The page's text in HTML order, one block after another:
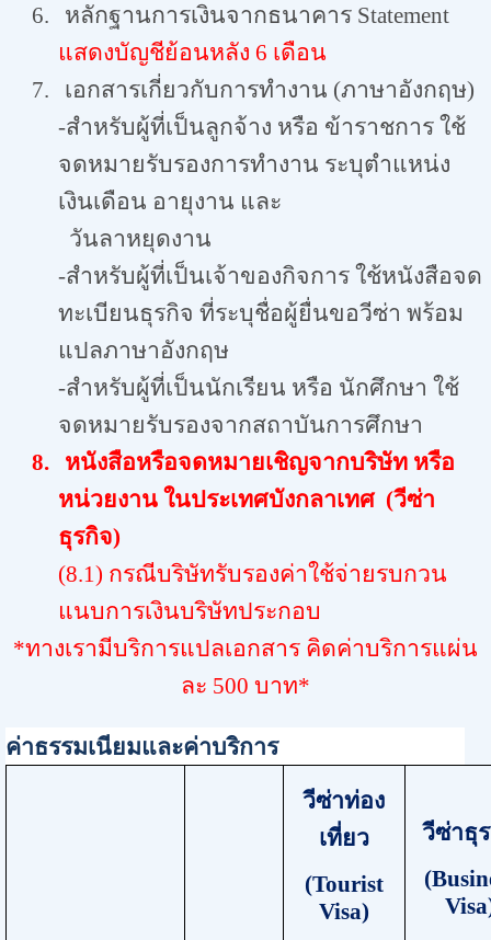
6.
หลักฐานการเงินจากธนาคาร Statement
แสดงบัญชีย้อนหลัง 6 เดือน
7.
เอกสารเกี่ยวกับการทำงาน (ภาษาอังกฤษ)
-สำหรับผู้ที่เป็นลูกจ้าง หรือ ข้าราชการ ใช้
จดหมายรับรองการทำงาน ระบุตำแหน่ง
เงินเดือน อายุงาน และ
วันลาหยุดงาน
-สำหรับผู้ที่เป็นเจ้าของกิจการ ใช้หนังสือจด
ทะเบียนธุรกิจ ที่ระบุชื่อผู้ยื่นขอวีซ่า พร้อม
แปลภาษาอังกฤษ
-สำหรับผู้ที่เป็นนักเรียน หรือ นักศึกษา ใช้
จดหมายรับรองจากสถาบันการศึกษา
8.
หนังสือหรือจดหมายเชิญจากบริษัท หรือ
หน่วยงาน ในประเทศบังกลาเทศ (วีซ่า
ธุรกิจ)
(8.1) กรณีบริษัทรับรองค่าใช้จ่ายรบกวน
แนบการเงินบริษัทประกอบ
*ทางเรามีบริการแปลเอกสาร คิดค่าบริการแผ่น
ละ 500 บาท*
ค่าธรรมเนียมและค่าบริการ
วีซ่าท่อง
เที่ยว
(Tourist
Visa)
วีซ่าธุ
(
Visa